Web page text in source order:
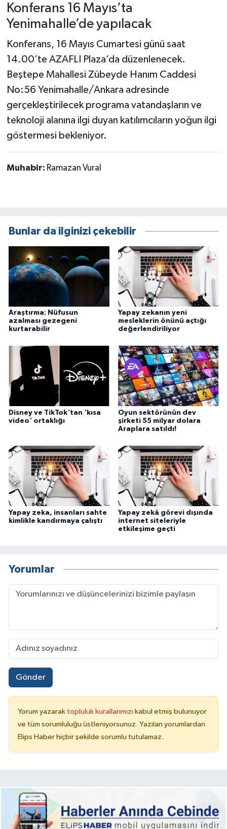
Konferans 16 Mayıs’ta
Yenimahalle’de yapılacak
Konferans, 16 Mayıs Cumartesi günü saat
14.00’te AZAFLI Plaza’da düzenlenecek.
Beştepe Mahallesi Zübeyde Hanım Caddesi
No:56 Yenimahalle/Ankara adresinde
gerçekleştirilecek programa vatandaşların ve
teknoloji alanına ilgi duyan katılımcıların yoğun ilgi
göstermesi bekleniyor.
Muhabir: Ramazan Vural
Bunlar da ilginizi çekebilir
Araştırma: Nüfusun
azalması gezegeni
kurtarabilir
Yapay zekanın yeni
mesleklerin önünü açtığı
değerlendiriliyor
Disney ve TikTok'tan 'kısa
video' ortaklığı
Oyun sektörünün dev
şirketi 55 milyar dolara
Araplara satıldı!
Yapay zeka, insanları sahte
kimlikle kandırmaya çalıştı
Yapay zekâ görevi dışında
internet siteleriyle
etkileşime geçti
Yorumlar
Gönder
Yorum yazarak topluluk kurallarımızı kabul etmiş bulunuyor
ve tüm sorumluluğu üstleniyorsunuz. Yazılan yorumlardan
Elips Haber hiçbir şekilde sorumlu tutulamaz.